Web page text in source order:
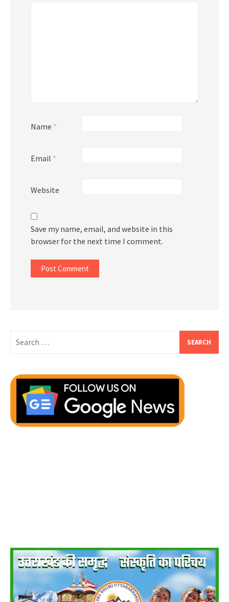
Name *
Email *
Website
Save my name, email, and website in this
browser for the next time I comment.
for: